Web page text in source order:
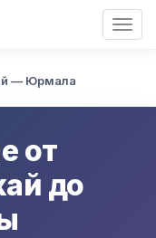
— Юрмала
от
до